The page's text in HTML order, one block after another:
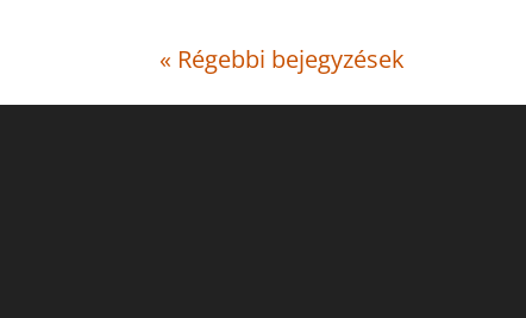
« Régebbi bejegyzések